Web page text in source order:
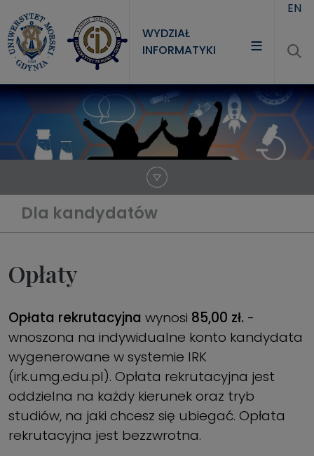
WYDZIAŁ
INFORMATYKI
WYDZIAŁ
STUDIA
NAUKA
EN
Dla kandydatów
Opłaty
Opłata rekrutacyjna wynosi 85,00 zł. -
wnoszona na indywidualne konto kandydata
wygenerowane w systemie IRK
(irk.umg.edu.pl). Opłata rekrutacyjna jest
oddzielna na każdy kierunek oraz tryb
studiów, na jaki chcesz się ubiegać. Opłata
rekrutacyjna jest bezzwrotna.